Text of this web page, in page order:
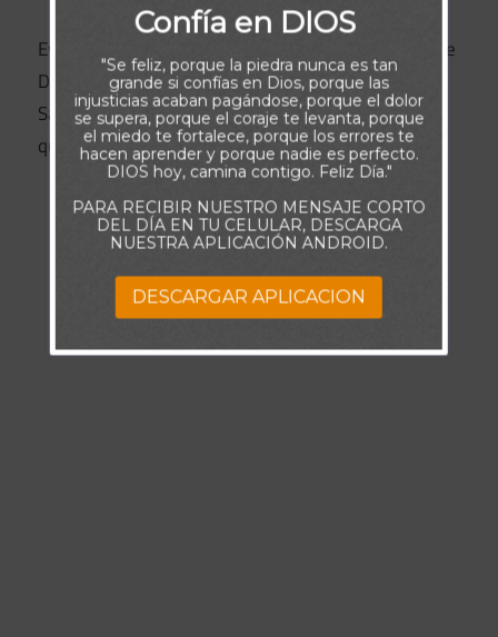
Evita los caminos que no conducen a la presencia de
Dios. En lugar de eso, confía en Jesús como
Salvador, pues Él nos ha revelado el único camino
que salva y libera.
Confía en DIOS
"Se feliz, porque la piedra nunca es tan
grande si confías en Dios, porque las
injusticias acaban pagándose, porque el dolor
se supera, porque el coraje te levanta, porque
el miedo te fortalece, porque los errores te
hacen aprender y porque nadie es perfecto.
DIOS hoy, camina contigo. Feliz Día."
PARA RECIBIR NUESTRO MENSAJE CORTO
DEL DÍA EN TU CELULAR, DESCARGA
NUESTRA APLICACIÓN ANDROID.
DESCARGAR APLICACION